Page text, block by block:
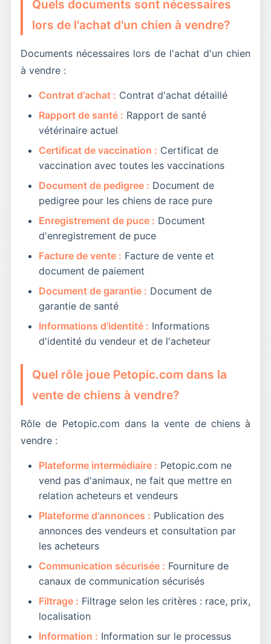
Quels documents sont nécessaires
lors de l'achat d'un chien à vendre?
Documents nécessaires lors de l'achat d'un chien
à vendre :
Contrat d'achat : Contrat d'achat détaillé
Rapport de santé : Rapport de santé
vétérinaire actuel
Certificat de vaccination : Certificat de
vaccination avec toutes les vaccinations
Document de pedigree : Document de
pedigree pour les chiens de race pure
Enregistrement de puce : Document
d'enregistrement de puce
Facture de vente : Facture de vente et
document de paiement
Document de garantie : Document de
garantie de santé
Informations d'identité : Informations
d'identité du vendeur et de l'acheteur
Quel rôle joue Petopic.com dans la
vente de chiens à vendre?
Rôle de Petopic.com dans la vente de chiens à
vendre :
Plateforme intermédiaire : Petopic.com ne
vend pas d'animaux, ne fait que mettre en
relation acheteurs et vendeurs
Plateforme d'annonces : Publication des
annonces des vendeurs et consultation par
les acheteurs
Communication sécurisée : Fourniture de
canaux de communication sécurisés
Filtrage : Filtrage selon les critères : race, prix,
localisation
Information : Information sur le processus